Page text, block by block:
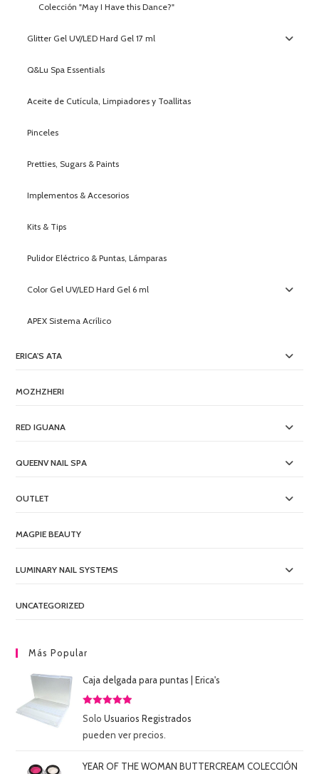
Colección "May I Have this Dance?"
Glitter Gel UV/LED Hard Gel 17 ml
Q&Lu Spa Essentials
Aceite de Cutícula, Limpiadores y Toallitas
Pinceles
Pretties, Sugars & Paints
Implementos & Accesorios
Kits & Tips
Pulidor Eléctrico & Puntas, Lámparas
Color Gel UV/LED Hard Gel 6 ml
APEX Sistema Acrílico
ERICA'S ATA
MOZHZHERI
RED IGUANA
QUEENV NAIL SPA
OUTLET
MAGPIE BEAUTY
LUMINARY NAIL SYSTEMS
UNCATEGORIZED
Más Popular
Caja delgada para puntas | Erica's
Valorado
5
SoloUsuarios Registrados
pueden ver precios.
YEAR OF THE WOMAN BUTTERCREAM COLECCIÓN